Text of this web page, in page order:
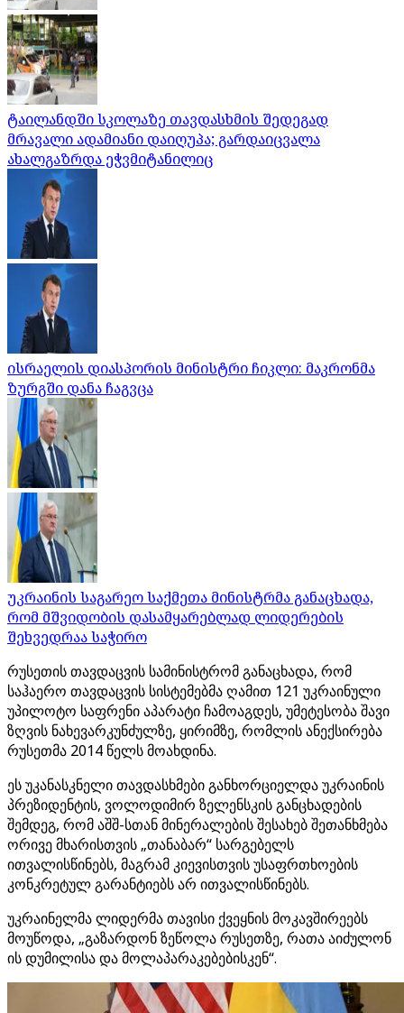
ტაილანდში სკოლაზე თავდასხმის შედეგად
მრავალი ადამიანი დაიღუპა; გარდაიცვალა
ახალგაზრდა ეჭვმიტანილიც
ისრაელის დიასპორის მინისტრი ჩიკლი: მაკრონმა
ზურგში დანა ჩაგვცა
უკრაინის საგარეო საქმეთა მინისტრმა განაცხადა,
რომ მშვიდობის დასამყარებლად ლიდერების
შეხვედრაა საჭირო
რუსეთის თავდაცვის სამინისტრომ განაცხადა, რომ
საჰაერო თავდაცვის სისტემებმა ღამით 121 უკრაინული
უპილოტო საფრენი აპარატი ჩამოაგდეს, უმეტესობა შავი
ზღვის ნახევარკუნძულზე, ყირიმზე, რომლის ანექსირება
რუსეთმა 2014 წელს მოახდინა.
ეს უკანასკნელი თავდასხმები განხორციელდა უკრაინის
პრეზიდენტის, ვოლოდიმირ ზელენსკის განცხადების
შემდეგ, რომ აშშ-სთან მინერალების შესახებ შეთანხმება
ორივე მხარისთვის „თანაბარ“ სარგებელს
ითვალისწინებს, მაგრამ კიევისთვის უსაფრთხოების
კონკრეტულ გარანტიებს არ ითვალისწინებს.
უკრაინელმა ლიდერმა თავისი ქვეყნის მოკავშირეებს
მოუწოდა, „გაზარდონ ზეწოლა რუსეთზე, რათა აიძულონ
ის დუმილისა და მოლაპარაკებებისკენ“.